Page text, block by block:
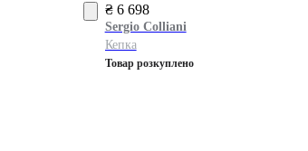
₴ 6 698
Sergio Colliani
Кепка
Товар розкуплено